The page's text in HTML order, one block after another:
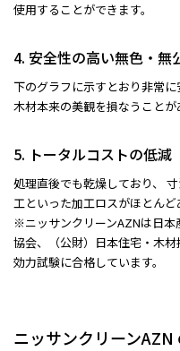
使用することができます。
4. 安全性の高い無色・無
下のグラフに示すとおり非常に
木材本来の美観を損なうことが
5. トータルコストの低減
処理直後でも乾燥しており、
工といった加工ロスがほとんど
※ニッサンクリーンAZNは日
協会、（公財）日本住宅・木
効力試験に合格しています。
ニッサンクリーンAZN